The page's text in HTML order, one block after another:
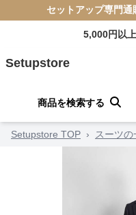
セットアップ専門
5,000円以
Setupstore
商品を検索する
Setupstore TOP › スーツの